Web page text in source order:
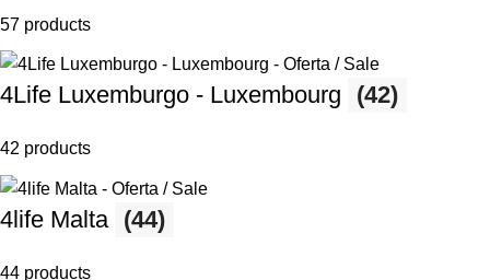
57 products
4Life Luxemburgo - Luxembourg (42)
42 products
4life Malta (44)
44 products